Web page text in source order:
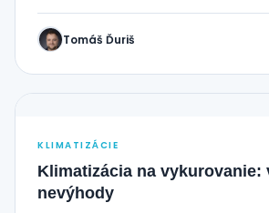
správa...
Tomáš Ďuriš
KLIMATIZÁCIE
Klimatizácia na vykurovanie:
nevýhody